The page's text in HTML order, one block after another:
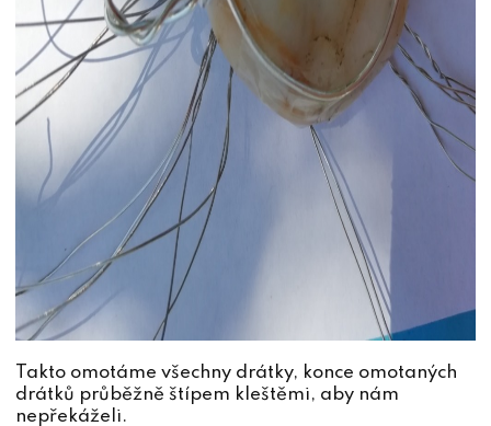
Takto omotáme všechny drátky, konce omotaných
drátků průběžně štípem kleštěmi, aby nám
nepřekáželi.